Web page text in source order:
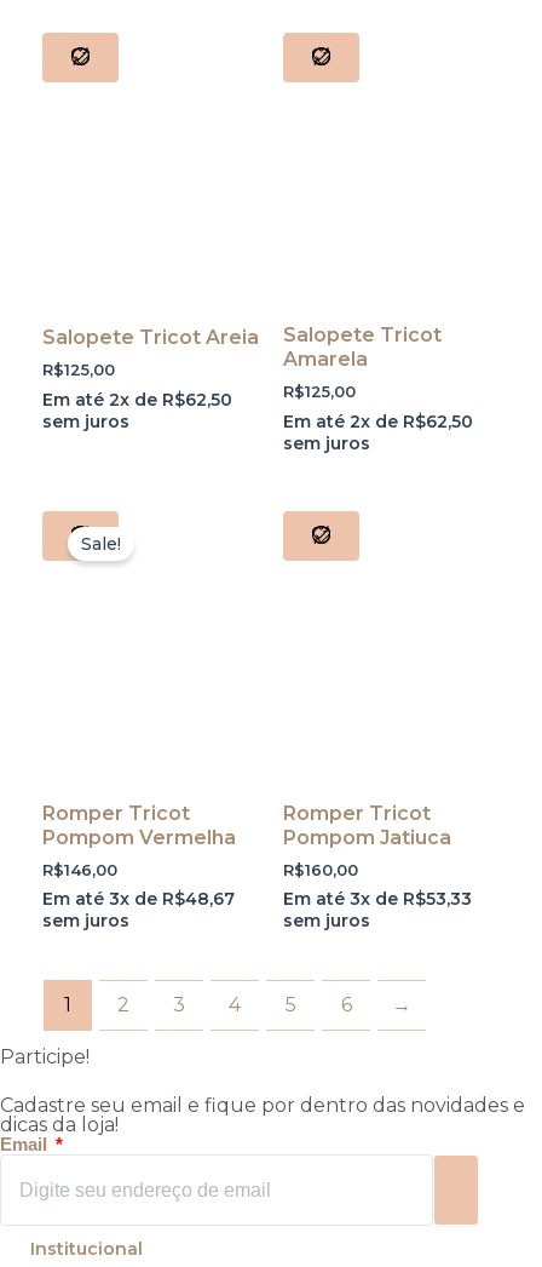
Salopete Tricot Areia
R$125,00
Em até 2x de R$62,50
sem juros
Salopete Tricot
Amarela
R$125,00
Em até 2x de R$62,50
sem juros
Sale!
Romper Tricot
Pompom Vermelha
R$146,00
Em até 3x de R$48,67
sem juros
Romper Tricot
Pompom Jatiuca
R$160,00
Em até 3x de R$53,33
sem juros
1 2 3 4 5 6 →
Participe!
Cadastre seu email e fique por dentro das novidades e
dicas da loja!
Email
Institucional